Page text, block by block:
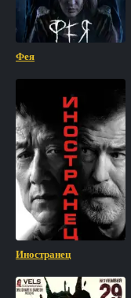
Фея
Иностранец